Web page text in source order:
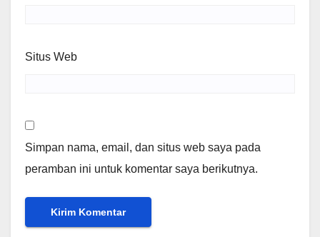
Situs Web
Simpan nama, email, dan situs web saya pada
peramban ini untuk komentar saya berikutnya.